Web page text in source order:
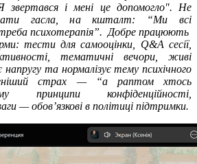
звертався і мені це допомогло". Не
гасла, на кшталт: “Ми всі
психотерапія”. Добре працюють
тести для самооцінки, Q&A сесії,
тематичні вечори, живі
та нормалізує тему психічного
страх — “а раптом хтось
принципи конфіденційності,
— обов’язкові в політиці підтримки.